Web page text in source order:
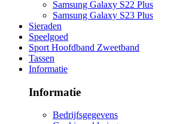
Samsung Galaxy S22 Plus
Samsung Galaxy S23 Plus
Sieraden
Speelgoed
Sport Hoofdband Zweetband
Tassen
Informatie
Informatie
Bedrijfsgegevens